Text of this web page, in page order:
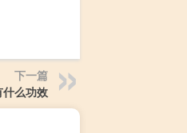
下一篇
么功效